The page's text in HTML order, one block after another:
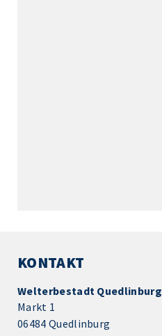
KONTAKT
Welterbestadt Quedlinburg
Markt 1
06484 Quedlinburg